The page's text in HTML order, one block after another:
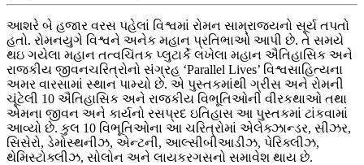
આશરે બે હજાર વરસ પહેલાં વિશ્વમાં રોમન સામ્રાજ્યનો સૂર્ય તપતો
હતો. રોમનયુગે વિશ્વને અનેક મહાન પ્રતિભાઓ આપી છે. તે સમયે
થઇ ગયેલા મહાન તત્વચિંતક પ્લુટાર્કે લખેલા મહાન ઐતિહાસિક અને
રાજકીય જીવનચરિત્રોનો સંગ્રહ ‘Parallel Lives’ વિશ્વસાહિત્યના
અમર વારસામાં સ્થાન પામ્યો છે. એ પુસ્તકમાંથી ગ્રીસ અને રોમની
ચૂંટેલી 10 ઐતિહાસિક અને રાજકીય વિભૂતિઓની વીરકથાઓ તથા
એમના જીવન અને કાર્યનો રસપ્રદ ઇતિહાસ આ પુસ્તકમાં ટાંકવામાં
આવ્યો છે. કુલ 10 વિભૂતિઓના આ ચરિત્રોમાં એલેક્ઝાન્ડર, સીઝર,
સિસેરો, ડેમોસ્થનીઝ, એન્ટની, આલ્સીબીઆડીઝ, પેરિક્લીઝ,
થેમિસ્ટોક્લીઝ, સોલોન અને લાયકરગસનો સમાવેશ થાય છે.